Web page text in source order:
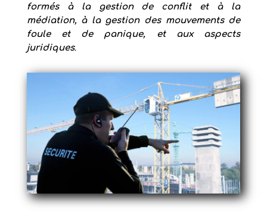
formés à la gestion de conflit et à la
médiation, à la gestion des mouvements de
foule et de panique, et aux aspects
juridiques.